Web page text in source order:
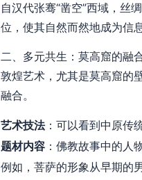
自汉代张骞“凿空”西域，丝
位，使其自然而然地成为信
二、多元共生：莫高窟的融
敦煌艺术，尤其是莫高窟的
融合。
艺术技法：可以看到中原传
题材内容 ：佛教故事中的人
例如，菩萨的形象从早期的